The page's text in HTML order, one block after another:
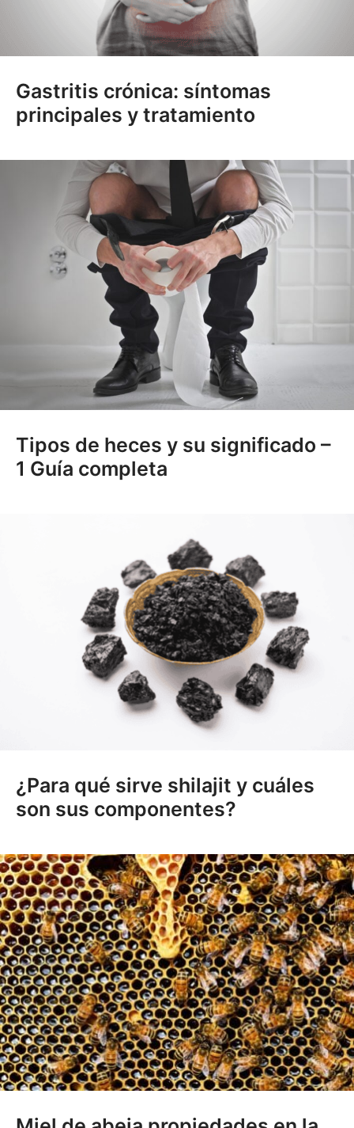
Gastritis crónica: síntomas
principales y tratamiento
Tipos de heces y su significado –
1 Guía completa
¿Para qué sirve shilajit y cuáles
son sus componentes?